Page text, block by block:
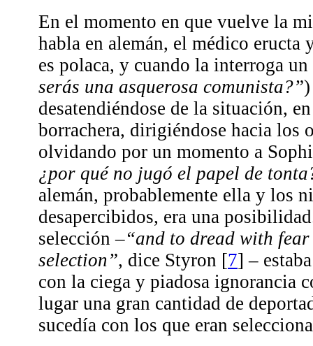
En el momento en que vuelve la
habla en alemán, el médico eructa
es polaca, y cuando la interroga
serás una asquerosa comunista?”
desatendiéndose de la situación,
borrachera, dirigiéndose hacia los
olvidando por un momento a
¿por qué no jugó el papel de
alemán, probablemente ella y los
desapercibidos, era una
selección –“and to dread with
selection”, dice Styron [7] –
con la ciega y piadosa ignorancia
lugar una gran cantidad de
sucedía con los que eran